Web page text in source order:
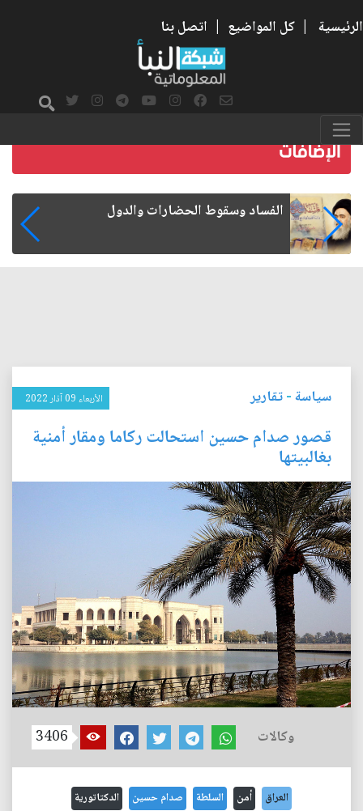
الرئيسية | كل المواضيع | اتصل بنا
رواتب الموظفين على صفيح ساخن
سياسة-تقارير الأربعاء 09 آذار 2022
قصور صدام حسين استحالت ركاما ومقار أمنية
بغالبيتها
وكالات 3406
العراق أمن السلطة صدام حسين الدكتاتورية